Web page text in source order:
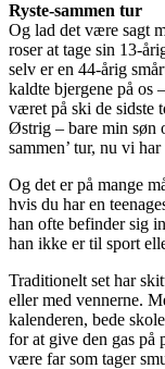
Ryste-sammen tur
Og lad det være sagt
roser at tage sin 13-
selv er en 44-årig
kaldte bjergene på os
været på ski de sidste
Østrig – bare min søn
sammen’ tur, nu vi
Og det er på mange
hvis du har en
han ofte befinder sig
han ikke er til sport
Traditionelt set har
eller med vennerne.
kalenderen, bede
for at give den gas på
være far som tager